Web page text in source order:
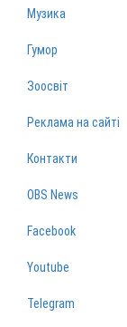
Музика
Гумор
Зоосвіт
Реклама на сайті
Контакти
OBS News
Facebook
Youtube
Telegram